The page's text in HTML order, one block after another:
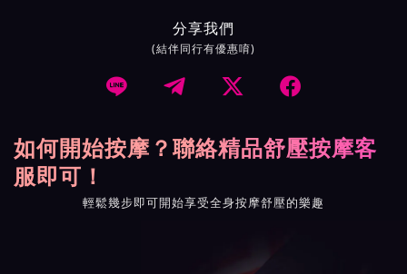
分享我們
(結伴同行有優惠唷)
   
如何開始按摩？聯絡精品舒壓按摩客
服即可！
輕鬆幾步即可開始享受全身按摩舒壓的樂趣